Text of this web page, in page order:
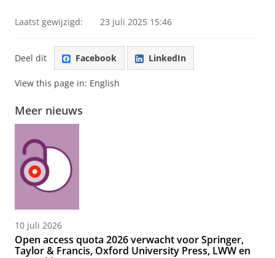
Laatst gewijzigd: 23 juli 2025 15:46
Deel dit Facebook LinkedIn
View this page in: English
Meer nieuws
10 juli 2026
Open access quota 2026 verwacht voor Springer,
Taylor & Francis, Oxford University Press, LWW en